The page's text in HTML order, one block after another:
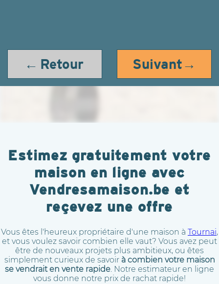
← Retour Suivant→
Estimez gratuitement votre
maison en ligne avec
Vendresamaison.be et
reçevez une offre
Vous êtes l'heureux propriétaire d'une maison à Tournai,
et vous voulez savoir combien elle vaut? Vous avez peut
être de nouveaux projets plus ambitieux, ou êtes
simplement curieux de savoir à combien votre maison
se vendrait en vente rapide. Notre estimateur en ligne
vous donne notre prix de rachat rapide!